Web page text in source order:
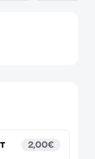
2,00€